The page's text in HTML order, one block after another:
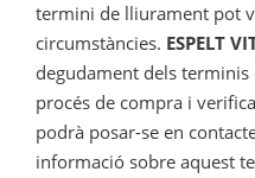
termini de lliurament pot
circumstàncies. ESPELT
degudament dels
procés de compra i
podrà posar-se en
informació sobre aquest